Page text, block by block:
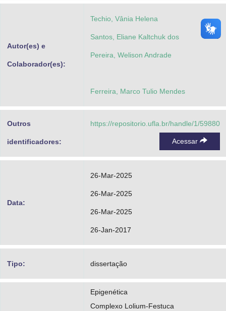
Autor(es) e
Colaborador(es):
Techio, Vânia Helena
Santos, Eliane Kaltchuk dos
Pereira, Welison Andrade
Ferreira, Marco Tulio Mendes
Outros
identificadores:
https://repositorio.ufla.br/handle/1/59880
Acessar
Data:
26-Mar-2025
26-Mar-2025
26-Mar-2025
26-Jan-2017
Tipo: dissertação
Epigenética
Complexo Lolium-Festuca